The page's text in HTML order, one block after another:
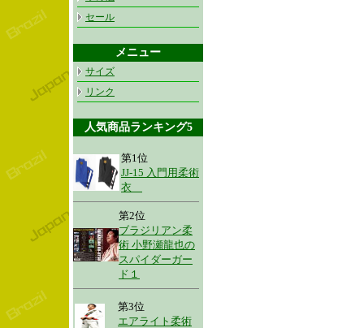
セール
メニュー
サイズ
リンク
人気商品ランキング5
第1位
JJ-15 入門用柔術
衣
第2位
ブラジリアン柔
術 小野瀬龍也の
スパイダーガー
ド１
第3位
エアライト柔術